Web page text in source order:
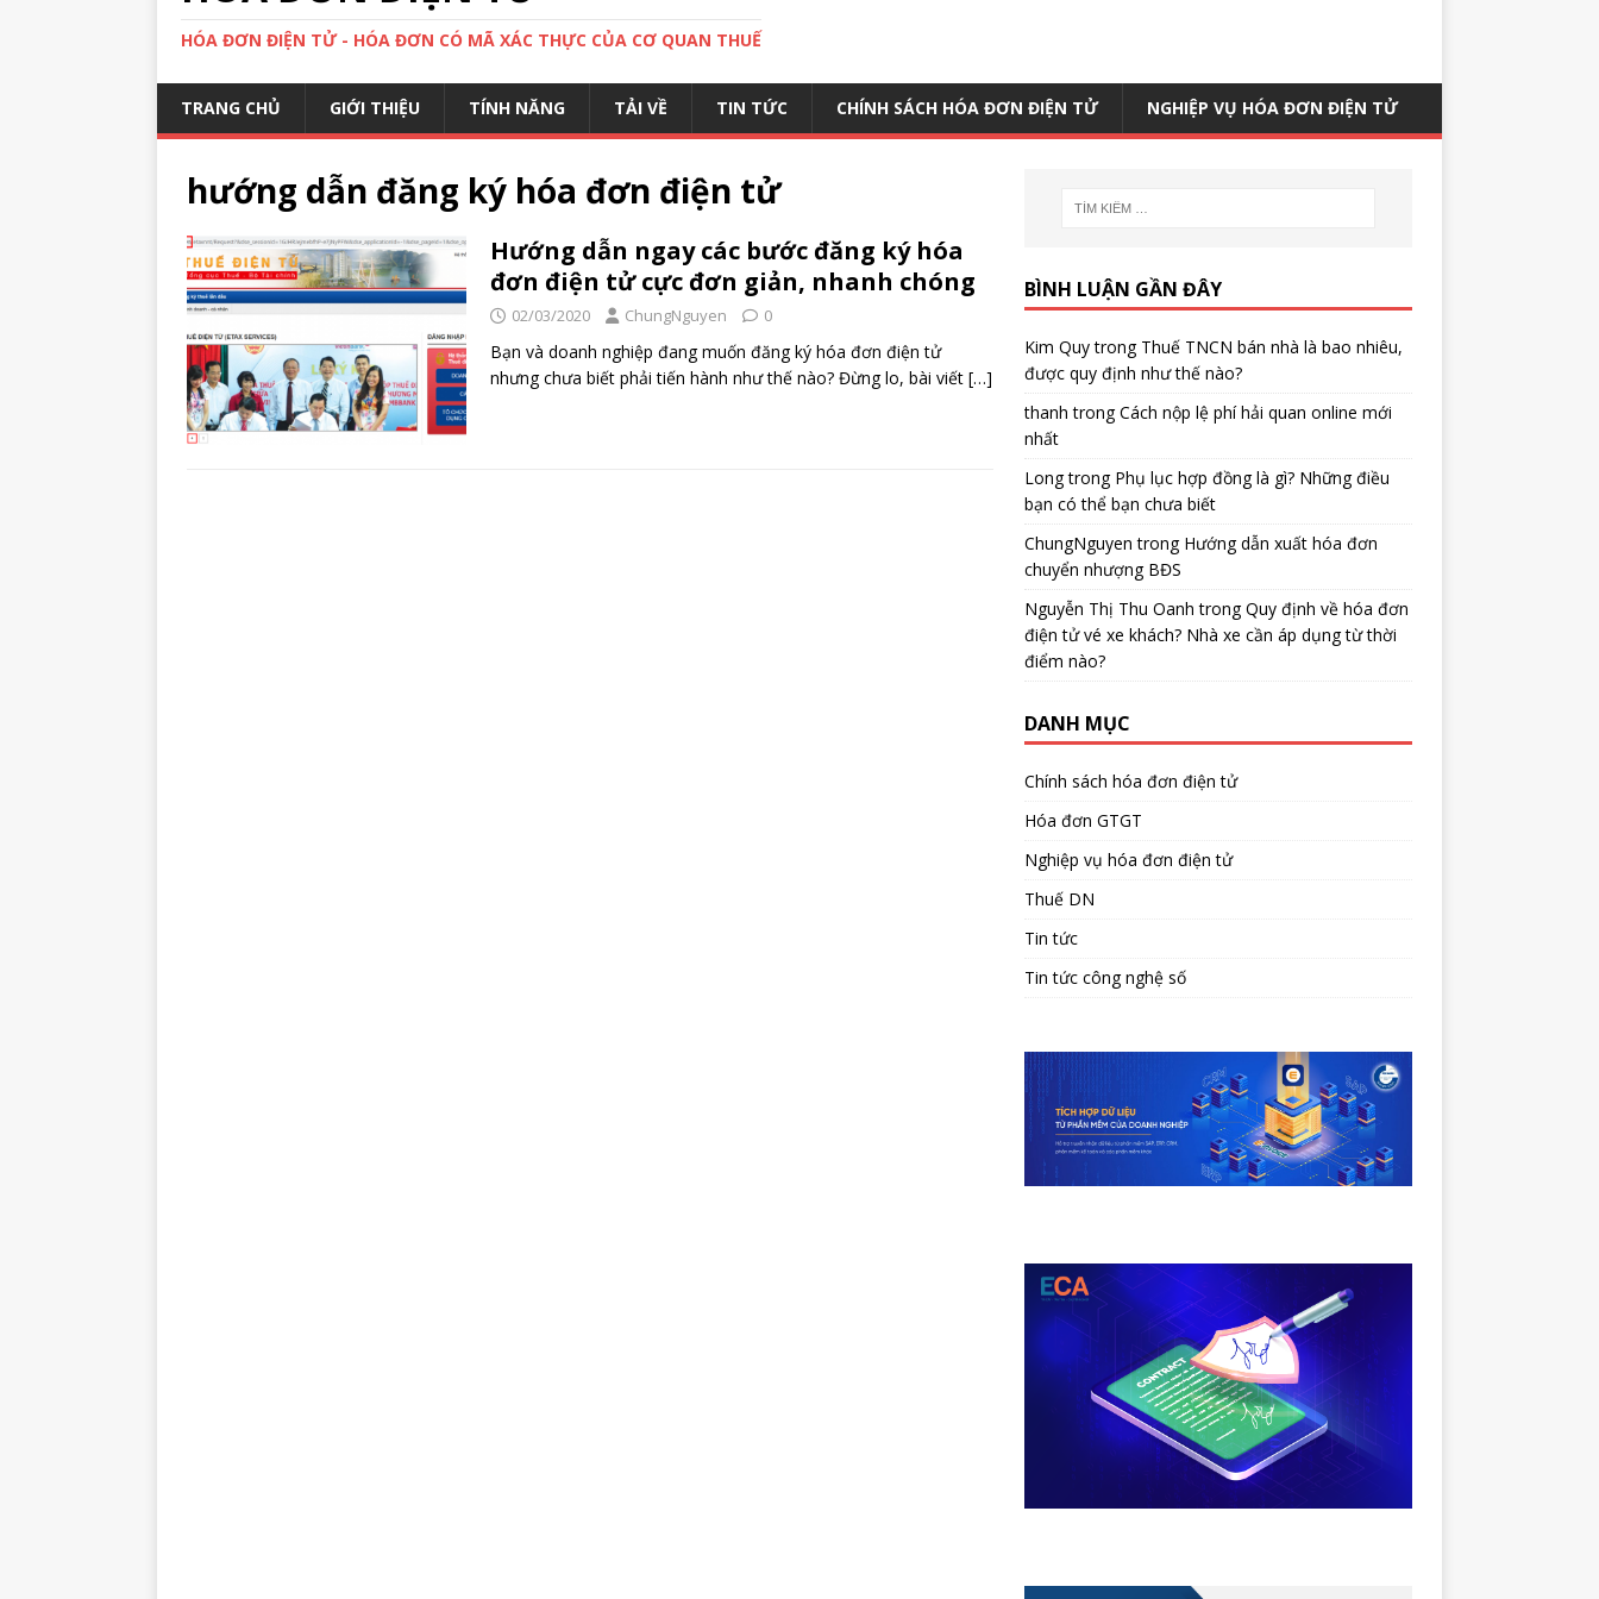
HÓA ĐƠN ĐIỆN TỬ - HÓA ĐƠN CÓ MÃ XÁC THỰC CỦA CƠ QUAN THUẾ
TRANG CHỦ GIỚI THIỆU TÍNH NĂNG TẢI VỀ TIN TỨC CHÍNH SÁCH HÓA ĐƠN ĐIỆN TỬ NGHIỆP VỤ HÓA ĐƠN ĐIỆN TỬ
hướng dẫn đăng ký hóa đơn điện tử
Hướng dẫn ngay các bước đăng ký hóa
đơn điện tử cực đơn giản, nhanh chóng
02/03/2020 ChungNguyen 0
Bạn và doanh nghiệp đang muốn đăng ký hóa đơn điện tử
nhưng chưa biết phải tiến hành như thế nào? Đừng lo, bài viết […]
BÌNH LUẬN GẦN ĐÂY
Kim Quytrong Thuế TNCN bán nhà là bao nhiêu,
được quy định như thế nào?
thanh trongCách nộp lệ phí hải quan online mới
nhất
Longtrong Phụ lục hợp đồng là gì? Những điều
bạn có thể bạn chưa biết
ChungNguyen trong Hướng dẫn xuất hóa đơn
chuyển nhượng BĐS
Nguyễn Thị Thu Oanh trongQuy định về hóa đơn
điện tử vé xe khách? Nhà xe cần áp dụng từ thời
điểm nào?
DANH MỤC
Chính sách hóa đơn điện tử
Hóa đơn GTGT
Nghiệp vụ hóa đơn điện tử
Thuế DN
Tin tức
Tin tức công nghệ số